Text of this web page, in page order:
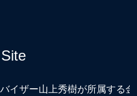
イザー山上秀樹が所属する金